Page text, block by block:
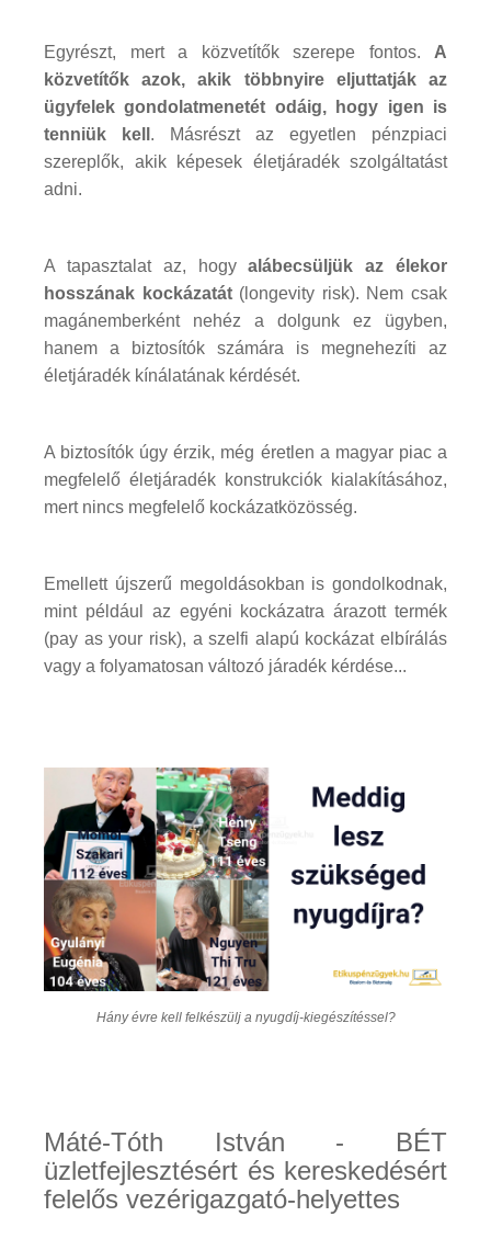
Egyrészt, mert a közvetítők szerepe fontos. A
közvetítők azok, akik többnyire eljuttatják az
ügyfelek gondolatmenetét odáig, hogy igen is
tenniük kell . Másrészt az egyetlen pénzpiaci
szereplők, akik képesek életjáradék szolgáltatást
adni.
A tapasztalat az, hogyalábecsüljük az élekor
hosszának kockázatát(longevity risk). Nem csak
magánemberként nehéz a dolgunk ez ügyben,
hanem a biztosítók számára is megnehezíti az
életjáradék kínálatának kérdését.
A biztosítók úgy érzik, még éretlen a magyar piac a
megfelelő életjáradék konstrukciók kialakításához,
mert nincs megfelelő kockázatközösség.
Emellett újszerű megoldásokban is gondolkodnak,
mint például az egyéni kockázatra árazott termék
(pay as your risk), a szelfi alapú kockázat elbírálás
vagy a folyamatosan változó járadék kérdése...
Hány évre kell felkészülj a nyugdíj-kiegészítéssel?
Máté-Tóth István - BÉT
üzletfejlesztésért és kereskedésért
felelős vezérigazgató-helyettes